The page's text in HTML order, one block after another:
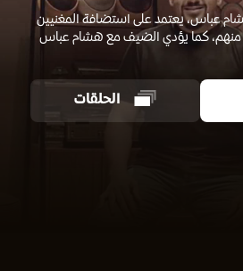
عباس، يعتمد على استضافة المغنيين
منهم، كما يؤدي الضيف مع هشام عباس
الحلقات